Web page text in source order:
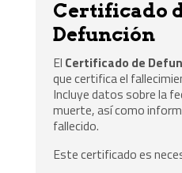
Certificado
Defunción
El Certificado de
que certifica el
Incluye datos sobre la
muerte, así como
fallecido.
Este certificado es